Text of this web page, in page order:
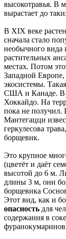
высокотравья. В
вырастает до
В XIX веке
сначала стало
необычного вида
растительных
местах. Потом
Западной
экосистемы.
США и Канаде. В
Хоккайдо. На
пока не получил.
Мантегацци
геркулесова
борщевик.
Это крупное
(цветёт и даёт
высотой до 6 м.
длины 3 м, они
борщевика
Этот вид, как и
опасность для
содержания в